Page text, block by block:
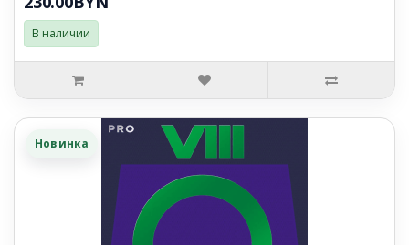
В наличии
Новинка